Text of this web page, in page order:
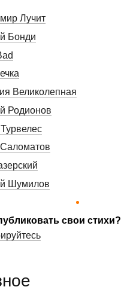
Лучит
Бонди
Великолепная
Родионов
Шумилов
свои стихи?